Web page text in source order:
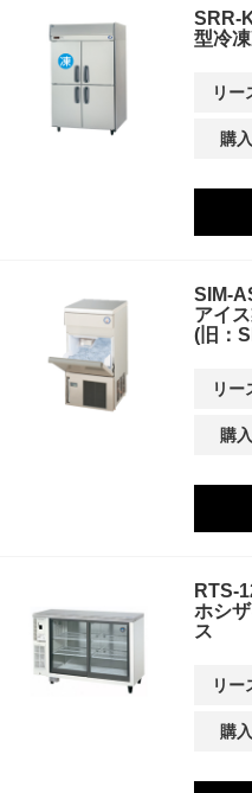
SRR-
型冷
リー
購
SIM-
アイ
(旧：
リー
購
RTS-
ホシ
ス
リー
購